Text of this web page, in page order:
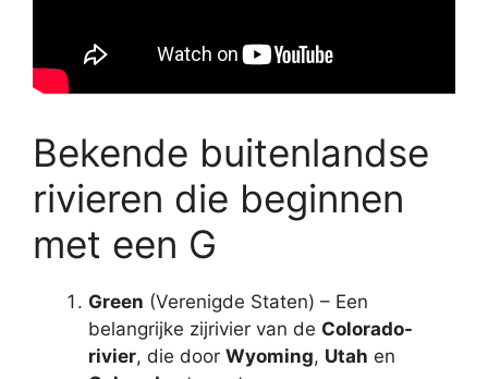
Bekende buitenlandse
rivieren die beginnen
met een G
Green (Verenigde Staten) – Een
belangrijke zijrivier van de Colorado-
rivier, die door Wyoming, Utah en